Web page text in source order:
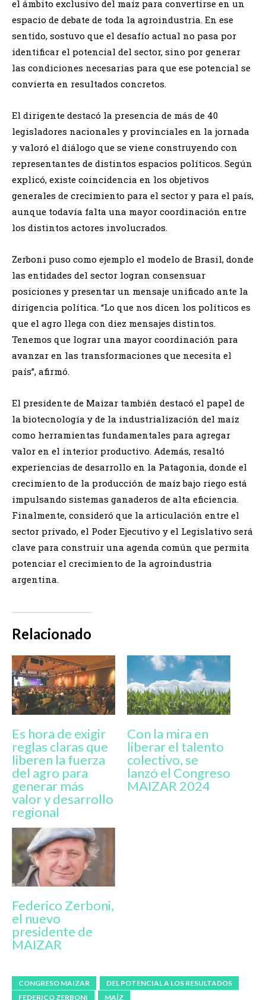
el ámbito exclusivo del maíz para convertirse en un
espacio de debate de toda la agroindustria. En ese
sentido, sostuvo que el desafío actual no pasa por
identificar el potencial del sector, sino por generar
las condiciones necesarias para que ese potencial se
convierta en resultados concretos.
El dirigente destacó la presencia de más de 40
legisladores nacionales y provinciales en la jornada
y valoró el diálogo que se viene construyendo con
representantes de distintos espacios políticos. Según
explicó, existe coincidencia en los objetivos
generales de crecimiento para el sector y para el país,
aunque todavía falta una mayor coordinación entre
los distintos actores involucrados.
Zerboni puso como ejemplo el modelo de Brasil, donde
las entidades del sector logran consensuar
posiciones y presentar un mensaje unificado ante la
dirigencia política. “Lo que nos dicen los políticos es
que el agro llega con diez mensajes distintos.
Tenemos que lograr una mayor coordinación para
avanzar en las transformaciones que necesita el
país”, afirmó.
El presidente de Maizar también destacó el papel de
la biotecnología y de la industrialización del maíz
como herramientas fundamentales para agregar
valor en el interior productivo. Además, resaltó
experiencias de desarrollo en la Patagonia, donde el
crecimiento de la producción de maíz bajo riego está
impulsando sistemas ganaderos de alta eficiencia.
Finalmente, consideró que la articulación entre el
sector privado, el Poder Ejecutivo y el Legislativo será
clave para construir una agenda común que permita
potenciar el crecimiento de la agroindustria
argentina.
Relacionado
Es hora de exigir
reglas claras que
liberen la fuerza
del agro para
generar más
valor y desarrollo
regional
Con la mira en
liberar el talento
colectivo, se
lanzó el Congreso
MAIZAR 2024
Federico Zerboni,
el nuevo
presidente de
MAIZAR
CONGRESO MAIZAR
DEL POTENCIAL A LOS RESULTADOS
FEDERICO ZERBONI
MAÍZ